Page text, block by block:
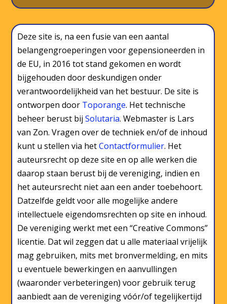
Deze site is, na een fusie van een aantal
belangengroeperingen voor gepensioneerden in
de EU, in 2016 tot stand gekomen en wordt
bijgehouden door deskundigen onder
verantwoordelijkheid van het bestuur. De site is
ontworpen door Toporange. Het technische
beheer berust bijSolutaria. Webmaster is Lars
van Zon. Vragen over de techniek en/of de inhoud
kunt u stellen via hetContactformulier. Het
auteursrecht op deze site en op alle werken die
daarop staan berust bij de vereniging, indien en
het auteursrecht niet aan een ander toebehoort.
Datzelfde geldt voor alle mogelijke andere
intellectuele eigendomsrechten op site en inhoud.
De vereniging werkt met een “Creative Commons”
licentie. Dat wil zeggen dat u alle materiaal vrijelijk
mag gebruiken, mits met bronvermelding, en mits
u eventuele bewerkingen en aanvullingen
(waaronder verbeteringen) voor gebruik terug
aanbiedt aan de vereniging vóór/of tegelijkertijd